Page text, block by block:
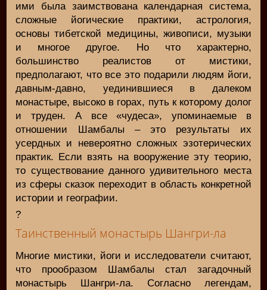
ими была заимствована календарная система,
сложные йогические практики, астрология,
основы тибетской медицины, живописи, музыки
и многое другое. Но что характерно,
большинство реалистов от мистики,
предполагают, что все это подарили людям йоги,
давным-давно, уединившиеся в далеком
монастыре, высоко в горах, путь к которому долог
и труден. А все «чудеса», упоминаемые в
отношении Шамбалы – это результаты их
усердных и невероятно сложных эзотерических
практик. Если взять на вооружение эту теорию,
то существование данного удивительного места
из сферы сказок переходит в область конкретной
истории и географии.
?
Таинственный монастырь Шангри-ла
Многие мистики, йоги и исследователи считают,
что прообразом Шамбалы стал загадочный
монастырь Шангри-ла. Согласно легендам,